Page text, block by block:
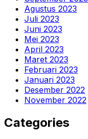
Agustus 2023
Juli 2023
Juni 2023
Mei 2023
April 2023
Maret 2023
Februari 2023
Januari 2023
Desember 2022
November 2022
Categories